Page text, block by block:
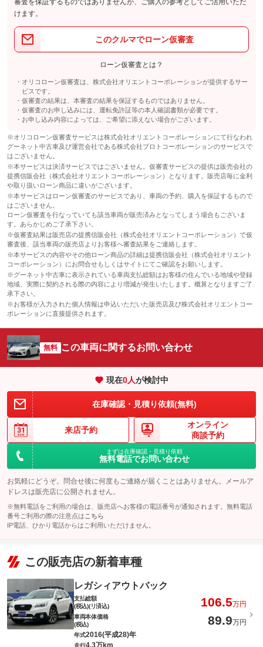
審査を保証するものではありませんが、ご購入の参考としてご活用いただ
けます。
このクルマでローン仮審査
ローン仮審査とは？
オリコローン仮審査は、株式会社オリエントコーポレーションが提供するサー
ビスです。
仮審査の結果は、本審査の結果を保証するものではありません。
仮審査のお申し込みには、運転免許証等の本人確認書類が必要です。
お申し込み内容によっては、ご希望に添えない場合がございます。
※オリコローン仮審査サービスは株式会社オリエントコーポレーションにて行なわれ
グーネット中古車及び運営会社である株式会社プロトコーポレーションのサービスで
はございません。
※本サービスは決済サービスではございません。仮審査サービスの提供は販売会社の
提携信販会社（株式会社オリエントコーポレーション）となります。販売店毎に金利
や取り扱いローン商品に違いがございます。
※本サービスはローン仮審査のサービスであり、車両の予約、購入を保証するもので
はございません。
ローン仮審査を行なっていても該当車両が販売済みとなってしまう場合もございま
す。あらかじめご了承下さい。
※仮審査結果は販売店の提携信販会社（株式会社オリエントコーポレーション）で仮
審査後、該当車両の販売店よりお客様へ審査結果をご連絡します。
※本サービスの内容やその他ローン商品の詳細は提携信販会社（株式会社オリエント
コーポレーション）にお問合せもしくはサイトにてご確認をお願いします。
※グーネット中古車に表示されている車両支払総額はお客様の住んでいる地域や登録
地域、実際に契約される際の内容により増減が発生いたします。概算となりますご了
承下さい。
※お客様が入力された個人情報は申込いただいた販売店及び株式会社オリエントコー
ポレーションに直接提供されます。
無料 この車両に関するお問い合わせ
現在0人が検討中
在庫確認・見積り依頼(無料)
来店予約
オンライン
商談予約
まずは在庫確認・見積り依頼
無料電話でお問い合わせ
お気軽にどうぞ。問合せ後に何度もご連絡が届くことはありません。メールア
ドレスは販売店に公開されません。
※無料電話をご利用の場合は、販売店へお客様の電話番号が通知されます。無料電話
番号ご利用の際の注意点は こちら
IP電話、ひかり電話からはご利用いただけません。
この販売店の新着車種
レガシィアウトバック
支払総額
(税込)(リ済込)
106.5万円
車両本体価格
(税込)
89.9万円
年式2016(平成28)年
走行4.3万km